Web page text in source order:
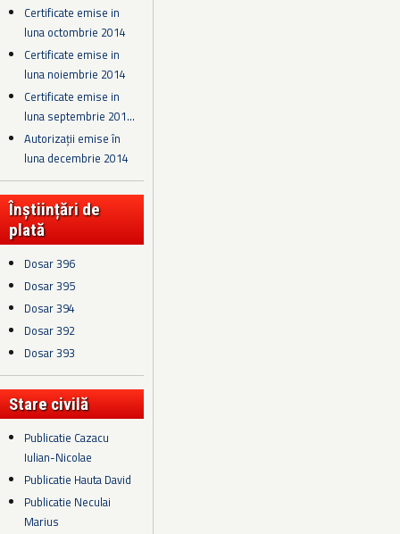
Certificate emise in
luna octombrie 2014
Certificate emise in
luna noiembrie 2014
Certificate emise in
luna septembrie 201...
Autorizații emise în
luna decembrie 2014
Înștiințări de
plată
Dosar 396
Dosar 395
Dosar 394
Dosar 392
Dosar 393
Stare civilă
Publicatie Cazacu
Iulian-Nicolae
Publicatie Hauta David
Publicatie Neculai
Marius